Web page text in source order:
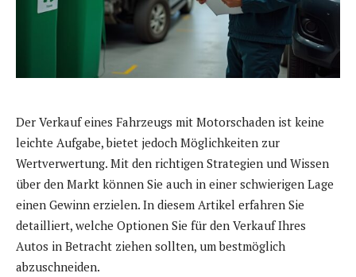
Der Verkauf eines Fahrzeugs mit Motorschaden ist keine
leichte Aufgabe, bietet jedoch Möglichkeiten zur
Wertverwertung. Mit den richtigen Strategien und Wissen
über den Markt können Sie auch in einer schwierigen Lage
einen Gewinn erzielen. In diesem Artikel erfahren Sie
detailliert, welche Optionen Sie für den Verkauf Ihres
Autos in Betracht ziehen sollten, um bestmöglich
abzuschneiden.